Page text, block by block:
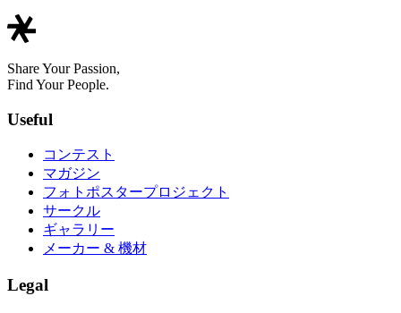
Share Your Passion,
Find Your People.
Useful
コンテスト
マガジン
フォトポスタープロジェクト
サークル
ギャラリー
メーカー & 機材
Legal